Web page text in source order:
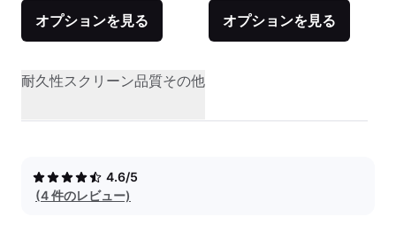
オプションを見る オプションを見る
耐久性スクリーン品質その他
4.6/5
(4 件のレビュー)